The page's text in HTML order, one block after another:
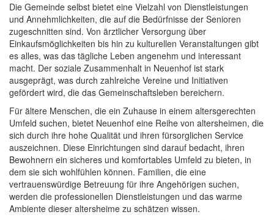
Die Gemeinde selbst bietet eine Vielzahl von Dienstleistungen
und Annehmlichkeiten, die auf die Bedürfnisse der Senioren
zugeschnitten sind. Von ärztlicher Versorgung über
Einkaufsmöglichkeiten bis hin zu kulturellen Veranstaltungen gibt
es alles, was das tägliche Leben angenehm und interessant
macht. Der soziale Zusammenhalt in Neuenhof ist stark
ausgeprägt, was durch zahlreiche Vereine und Initiativen
gefördert wird, die das Gemeinschaftsleben bereichern.
Für ältere Menschen, die ein Zuhause in einem altersgerechten
Umfeld suchen, bietet Neuenhof eine Reihe von altersheimen, die
sich durch ihre hohe Qualität und ihren fürsorglichen Service
auszeichnen. Diese Einrichtungen sind darauf bedacht, ihren
Bewohnern ein sicheres und komfortables Umfeld zu bieten, in
dem sie sich wohlfühlen können. Familien, die eine
vertrauenswürdige Betreuung für ihre Angehörigen suchen,
werden die professionellen Dienstleistungen und das warme
Ambiente dieser altersheime zu schätzen wissen.